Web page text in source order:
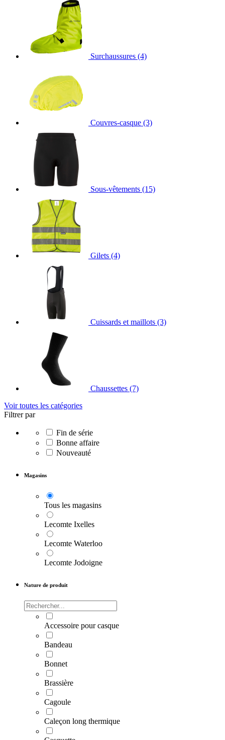
Surchaussures (4)
Couvres-casque (3)
Sous-vêtements (15)
Gilets (4)
Cuissards et maillots (3)
Chaussettes (7)
Voir toutes les catégories
Filtrer par
Fin de série
Bonne affaire
Nouveauté
Magasins
Tous les magasins
Lecomte Ixelles
Lecomte Waterloo
Lecomte Jodoigne
Nature de produit
Accessoire pour casque
Bandeau
Bonnet
Brassière
Cagoule
Caleçon long thermique